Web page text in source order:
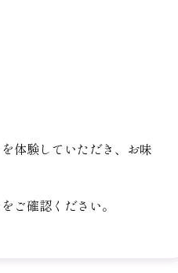
体験していただき、お味
ご確認ください。